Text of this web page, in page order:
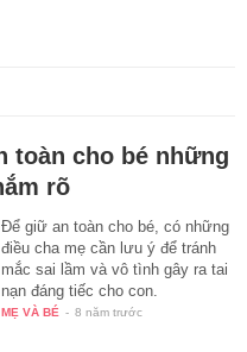
toàn cho bé những
rõ
Để giữ an toàn cho bé, có những
điều cha mẹ cần lưu ý để tránh
mắc sai lầm và vô tình gây ra tai
nạn đáng tiếc cho con.
MẸ VÀ BÉ - 8 năm trước